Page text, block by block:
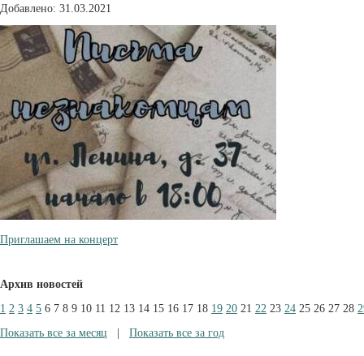
Добавлено: 31.03.2021
Приглашаем на концерт
Архив новостей
1 2 3 4 5 6 7 8 9 10 11 12 13 14 15 16 17 18 19 20 21 22 23 24 25 26 27 28
Показать все за месяц
Показать все за год